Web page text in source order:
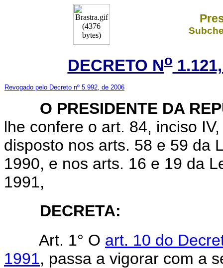
DECRETO No
Revogado pelo Decreto nº 5.992, de 2006
O PRESIDENTE DA
lhe confere o art. 84, inciso
disposto nos arts. 58 e 59 da
1990, e nos arts. 16 e 19 da
1991,
DECRETA:
Art. 1° O art. 10 do
1991, passa a vigorar com a